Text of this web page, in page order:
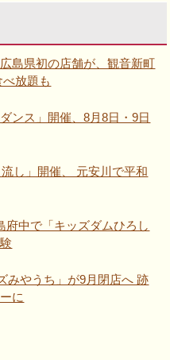
島県初の店舗が、観音新町
放題も
ンス」開催、8月8日・9日
し」開催、 元安川で平和
府中で「キッズダムひろし
みやうち」が9月閉店へ 跡
に